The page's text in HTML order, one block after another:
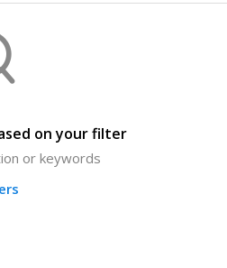
on your filter
or keywords